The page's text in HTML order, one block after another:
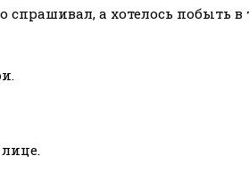
а хотелось побыть